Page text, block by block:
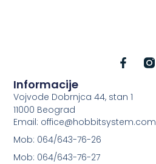
Informacije
Vojvode Dobrnjca 44, stan 1
11000 Beograd
Email: office@hobbitsystem.com
Mob: 064/643-76-26
Mob: 064/643-76-27